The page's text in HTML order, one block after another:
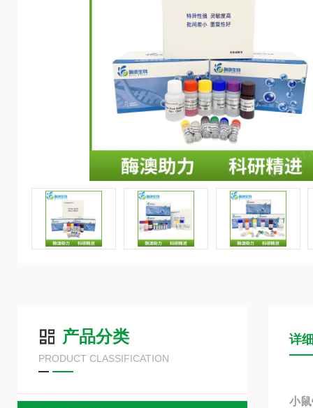
产品分类
PRODUCT CLASSIFICATION
详
小